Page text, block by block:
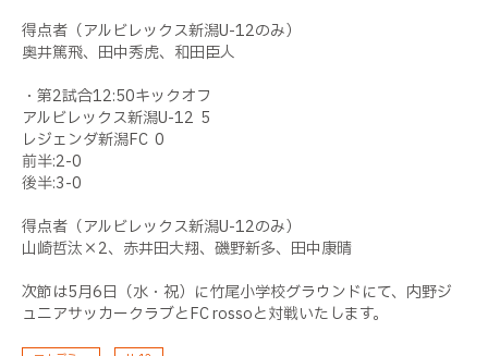
得点者（アルビレックス新潟U-12のみ）
奥井篤飛、田中秀虎、和田臣人
・第2試合12:50キックオフ
アルビレックス新潟U-12 5
レジェンダ新潟FC 0
前半:2-0
後半:3-0
得点者（アルビレックス新潟U-12のみ）
山崎哲汰×2、赤井田大翔、磯野新多、田中康晴
次節は5月6日（水・祝）に竹尾小学校グラウンドにて、内野ジ
ュニアサッカークラブとFC rossoと対戦いたします。